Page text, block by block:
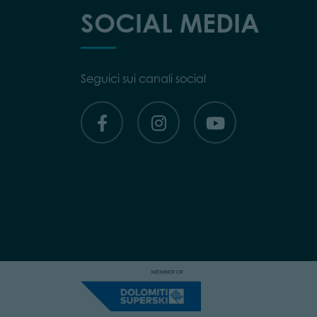
SOCIAL MEDIA
Seguici sui canali social